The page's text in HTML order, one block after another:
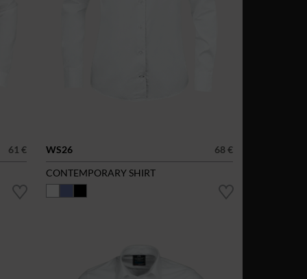
61 €
WS26
68 €
CONTEMPORARY SHIRT